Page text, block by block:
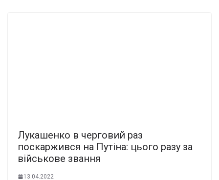
Лукашенко в черговий раз
поскаржився на Путіна: цього разу за
військове звання
13.04.2022